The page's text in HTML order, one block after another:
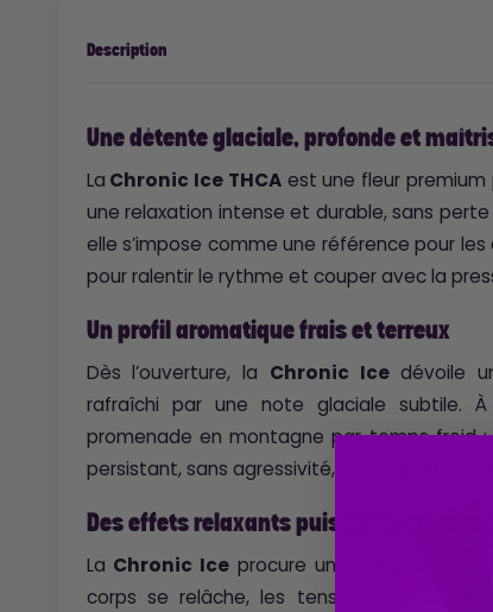
Description
Une détente glaciale, profonde et
La Chronic Ice THCAest une fleur premium
une relaxation intense et durable, sans
elle s’impose comme une référence pour
pour ralentir le rythme et couper avec la
Un profil aromatique frais et terreux
Dès l’ouverture, la Chronic Icedévoile
rafraîchi par une note glaciale subtile.
promenade en montagne par temps froid
persistant, sans agressivité, parfait pour les
Des effets relaxants puissants et
La Chronic Ice procure une détente
corps se relâche, les tensions